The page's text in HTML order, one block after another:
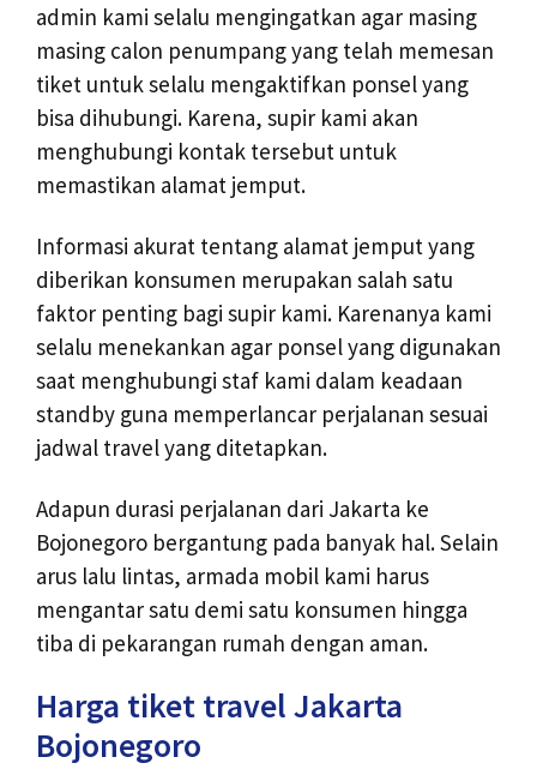
admin kami selalu mengingatkan agar masing
masing calon penumpang yang telah memesan
tiket untuk selalu mengaktifkan ponsel yang
bisa dihubungi. Karena, supir kami akan
menghubungi kontak tersebut untuk
memastikan alamat jemput.
Informasi akurat tentang alamat jemput yang
diberikan konsumen merupakan salah satu
faktor penting bagi supir kami. Karenanya kami
selalu menekankan agar ponsel yang digunakan
saat menghubungi staf kami dalam keadaan
standby guna memperlancar perjalanan sesuai
jadwal travel yang ditetapkan.
Adapun durasi perjalanan dari Jakarta ke
Bojonegoro bergantung pada banyak hal. Selain
arus lalu lintas, armada mobil kami harus
mengantar satu demi satu konsumen hingga
tiba di pekarangan rumah dengan aman.
Harga tiket travel Jakarta
Bojonegoro